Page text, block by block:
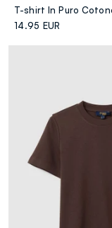
T-shirt In Puro
14.95 EUR